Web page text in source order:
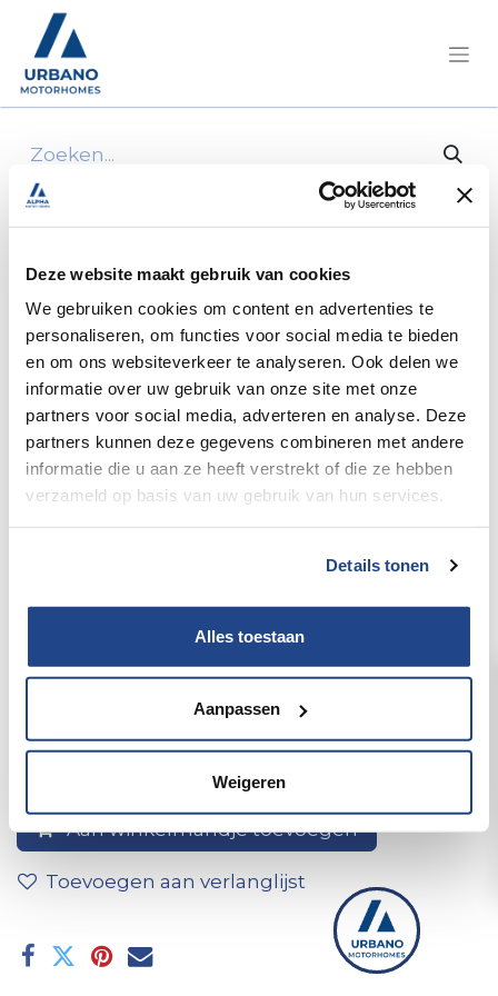
Deze website maakt gebruik van cookies
We gebruiken cookies om content en advertenties te
personaliseren, om functies voor social media te bieden
en om ons websiteverkeer te analyseren. Ook delen we
informatie over uw gebruik van onze site met onze
partners voor social media, adverteren en analyse. Deze
partners kunnen deze gegevens combineren met andere
informatie die u aan ze heeft verstrekt of die ze hebben
verzameld op basis van uw gebruik van hun services.
Details tonen
Alles toestaan
Aanpassen
Weigeren
Alle producten 284238 Faltenbalg Spiegel
284238 Faltenbalg Spiegel
Aan winkelmandje toevoegen
Toevoegen aan verlanglijst